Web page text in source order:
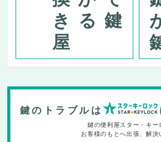
きる鍵
屋
鍵のトラブルは
鍵の便利屋スター・キー
お客様のもとへ出張、解決